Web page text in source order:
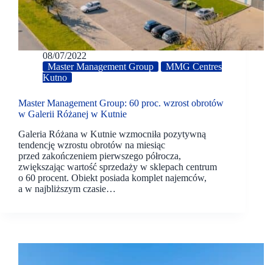
08/07/2022
Master Management Group
MMG Centres
Kutno
Master Management Group: 60 proc. wzrost obrotów
w Galerii Różanej w Kutnie
Galeria Różana w Kutnie wzmocniła pozytywną
tendencję wzrostu obrotów na miesiąc
przed zakończeniem pierwszego półrocza,
zwiększając wartość sprzedaży w sklepach centrum
o 60 procent. Obiekt posiada komplet najemców,
a w najbliższym czasie…